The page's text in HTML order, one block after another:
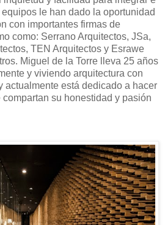
le han dado la oportunidad
con importantes firmas de
como: Serrano Arquitectos, JSa,
TEN Arquitectos y Esrawe
Miguel de la Torre lleva 25 años
y viviendo arquitectura con
actualmente está dedicado a hacer
su honestidad y pasión